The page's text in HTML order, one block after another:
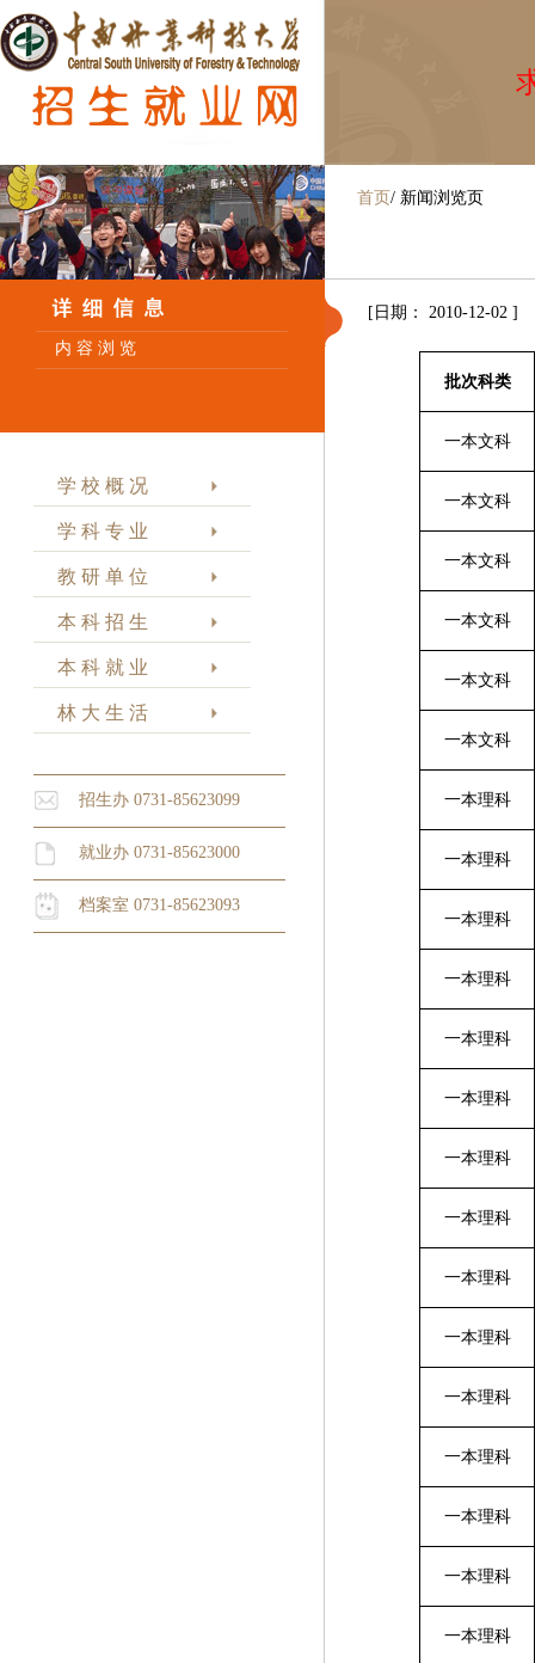
内 容 浏 览
学 校 概 况
学 科 专 业
教 研 单 位
本 科 招 生
本 科 就 业
林 大 生 活
招生办 0731-85623099
就业办 0731-85623000
档案室 0731-85623093
首页 / 新闻浏览页
[日期： 2010-12-02 ]
批次科类
一本文科
一本文科
一本文科
一本文科
一本文科
一本文科
一本理科
一本理科
一本理科
一本理科
一本理科
一本理科
一本理科
一本理科
一本理科
一本理科
一本理科
一本理科
一本理科
一本理科
一本理科